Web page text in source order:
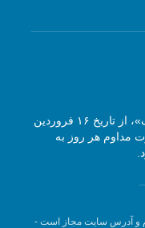
مجله آنلاین موسیقی «گفتگوی هارمونیک»، از تاریخ ۱۶ فروردین
مداوم هر روز به
و آدرس سایت مجاز است -